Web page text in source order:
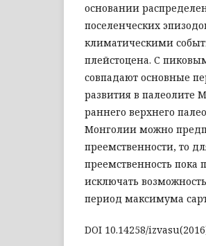
основании
поселенческих
климатическими
плейстоцена. С
совпадают основные
развития в палеолите
раннего верхнего
Монголии можно
преемственности, то
преемственность пока
исключать
период максимума
DOI 10.14258/